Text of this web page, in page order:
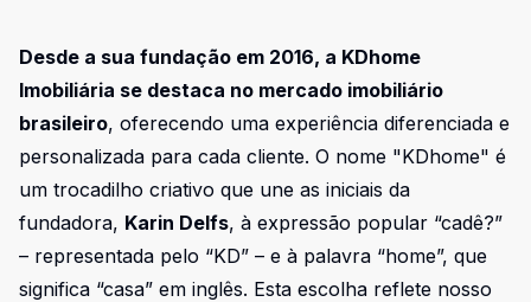
Desde a sua fundação em 2016, a KDhome
Imobiliária se destaca no mercado imobiliário
brasileiro, oferecendo uma experiência diferenciada e
personalizada para cada cliente. O nome "KDhome" é
um trocadilho criativo que une as iniciais da
fundadora, Karin Delfs, à expressão popular “cadê?”
– representada pelo “KD” – e à palavra “home”, que
significa “casa” em inglês. Esta escolha reflete nosso